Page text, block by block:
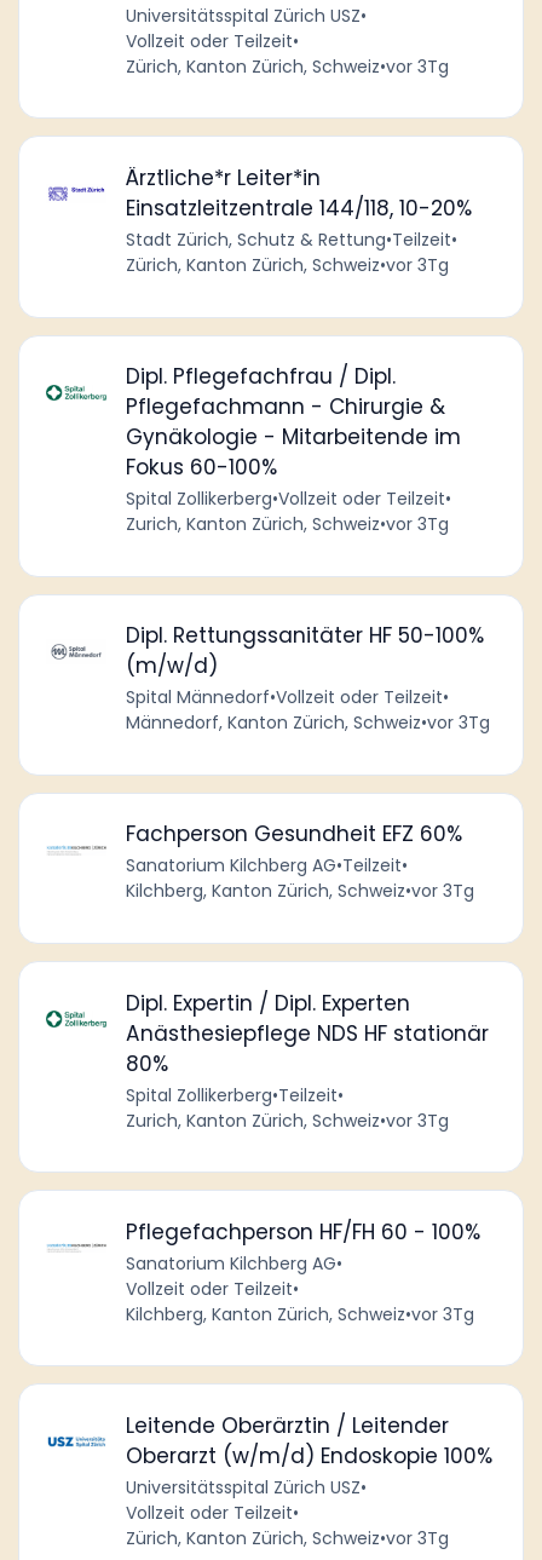
Universitätsspital Zürich USZ•
Vollzeit oder Teilzeit•
Zürich, Kanton Zürich, Schweiz•vor 3Tg
Ärztliche*r Leiter*in
Einsatzleitzentrale 144/118, 10-20%
Stadt Zürich, Schutz & Rettung•Teilzeit•
Zürich, Kanton Zürich, Schweiz•vor 3Tg
Dipl. Pflegefachfrau / Dipl.
Pflegefachmann - Chirurgie &
Gynäkologie - Mitarbeitende im
Fokus 60-100%
Spital Zollikerberg•Vollzeit oder Teilzeit•
Zurich, Kanton Zürich, Schweiz•vor 3Tg
Dipl. Rettungssanitäter HF 50-100%
(m/w/d)
Spital Männedorf•Vollzeit oder Teilzeit•
Männedorf, Kanton Zürich, Schweiz•vor 3Tg
Fachperson Gesundheit EFZ 60%
Sanatorium Kilchberg AG•Teilzeit•
Kilchberg, Kanton Zürich, Schweiz•vor 3Tg
Dipl. Expertin / Dipl. Experten
Anästhesiepflege NDS HF stationär
80%
Spital Zollikerberg•Teilzeit•
Zurich, Kanton Zürich, Schweiz•vor 3Tg
Pflegefachperson HF/FH 60 - 100%
Sanatorium Kilchberg AG•
Vollzeit oder Teilzeit•
Kilchberg, Kanton Zürich, Schweiz•vor 3Tg
Leitende Oberärztin / Leitender
Oberarzt (w/m/d) Endoskopie 100%
Universitätsspital Zürich USZ•
Vollzeit oder Teilzeit•
Zürich, Kanton Zürich, Schweiz•vor 3Tg